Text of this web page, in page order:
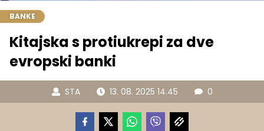
BANKE
Kitajska s protiukrepi za dve
evropski banki
STA 13. 08. 2025 14.45 0